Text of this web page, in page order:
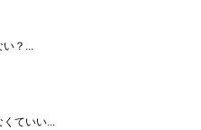
い？...
くていい...